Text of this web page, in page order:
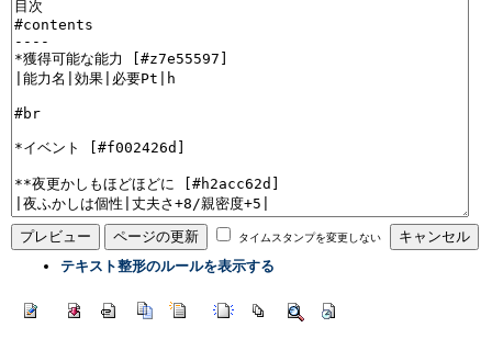
タイムスタンプを変更しない
テキスト整形のルールを表示する